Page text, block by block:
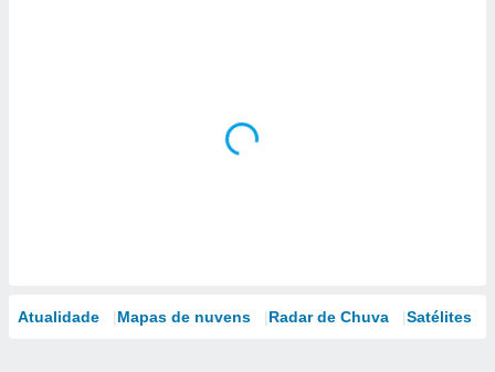
Atualidade Mapas de nuvens Radar de Chuva Satélites